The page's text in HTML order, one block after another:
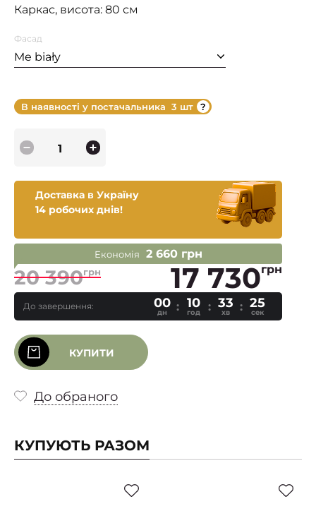
Каркас, висота: 80 см
Фасад
Me biały
В наявності у постачальника 3 шт
Доставка в Україну
14 робочих днів!
Економія 2 660 грн
20 390грн 17 730грн
До завершення: 00
дн
10
год
33
хв
24
сек
КУПИТИ
До обраного
КУПУЮТЬ РАЗОМ